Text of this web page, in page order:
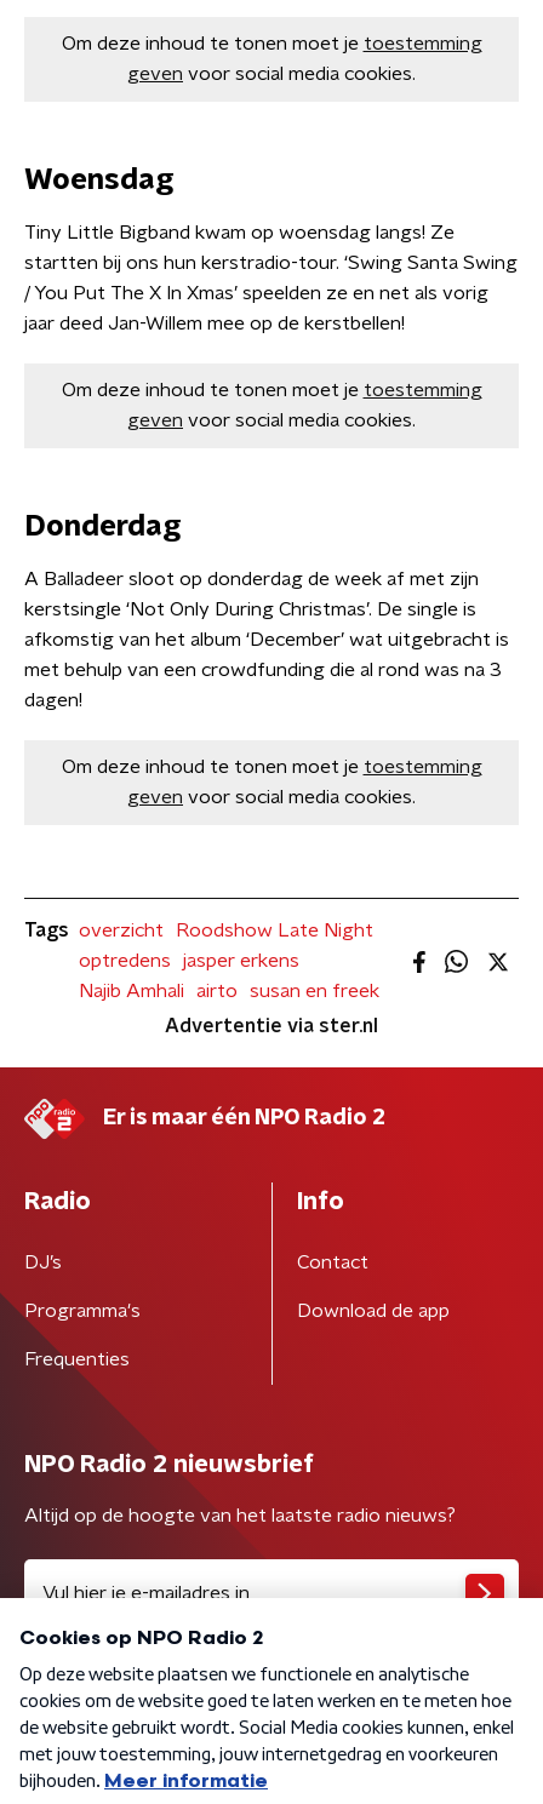
Om deze inhoud te tonen moet je toestemming
geven voor social media cookies.
Woensdag
Tiny Little Bigband kwam op woensdag langs! Ze
startten bij ons hun kerstradio-tour. ‘Swing Santa Swing
/ You Put The X In Xmas’ speelden ze en net als vorig
jaar deed Jan-Willem mee op de kerstbellen!
Om deze inhoud te tonen moet je toestemming
geven voor social media cookies.
Donderdag
A Balladeer sloot op donderdag de week af met zijn
kerstsingle ‘Not Only During Christmas’. De single is
afkomstig van het album ‘December’ wat uitgebracht is
met behulp van een crowdfunding die al rond was na 3
dagen!
Om deze inhoud te tonen moet je toestemming
geven voor social media cookies.
Tags overzicht
Roodshow Late Night
optredens
jasper erkens
Najib Amhali
airto
susan en freek
Advertentie via ster.nl
Er is maar één NPO Radio 2
Radio
DJ’s
Programma's
Frequenties
Info
Contact
Download de app
NPO Radio 2 nieuwsbrief
Altijd op de hoogte van het laatste radio nieuws?
Algemene voorwaarden